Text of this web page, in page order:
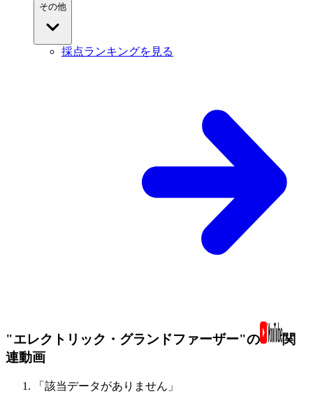
その他
採点ランキングを見る
"エレクトリック・グランドファーザー"の
関
連動画
「該当データがありません」